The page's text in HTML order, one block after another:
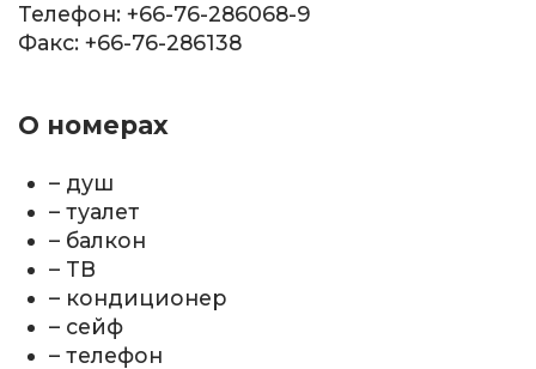
Телефон: +66-76-286068-9
Факс: +66-76-286138
О номерах
– душ
– туалет
– балкон
– ТВ
– кондиционер
– сейф
– телефон